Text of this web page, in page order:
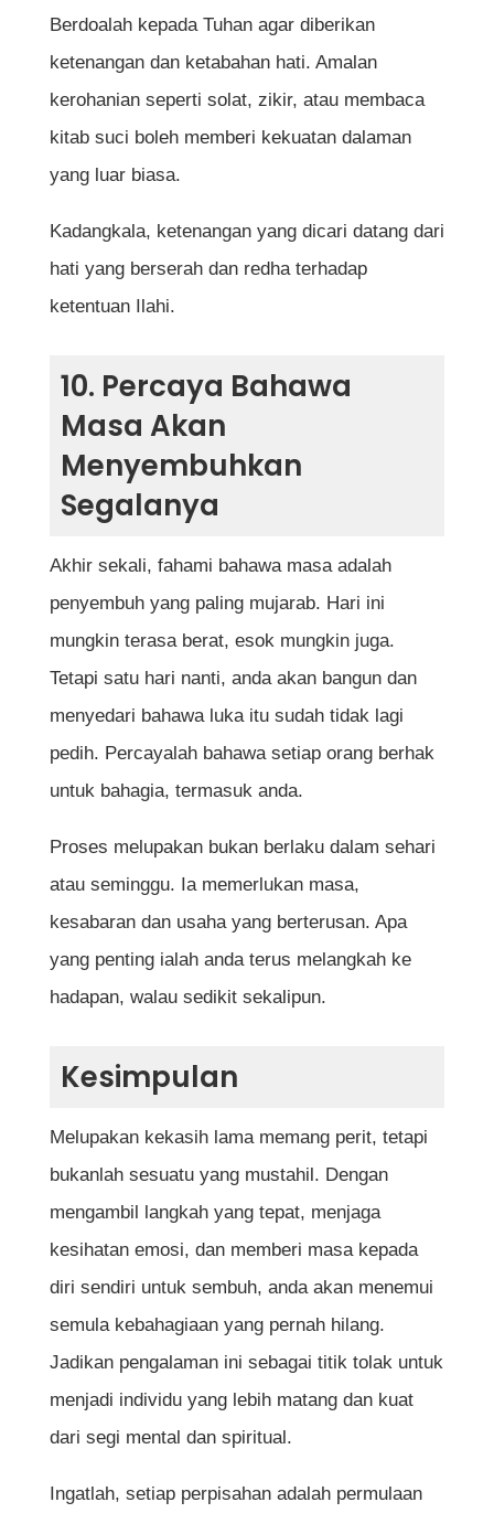
Berdoalah kepada Tuhan agar diberikan
ketenangan dan ketabahan hati. Amalan
kerohanian seperti solat, zikir, atau membaca
kitab suci boleh memberi kekuatan dalaman
yang luar biasa.
Kadangkala, ketenangan yang dicari datang dari
hati yang berserah dan redha terhadap
ketentuan Ilahi.
10. Percaya Bahawa
Masa Akan
Menyembuhkan
Segalanya
Akhir sekali, fahami bahawa masa adalah
penyembuh yang paling mujarab. Hari ini
mungkin terasa berat, esok mungkin juga.
Tetapi satu hari nanti, anda akan bangun dan
menyedari bahawa luka itu sudah tidak lagi
pedih. Percayalah bahawa setiap orang berhak
untuk bahagia, termasuk anda.
Proses melupakan bukan berlaku dalam sehari
atau seminggu. Ia memerlukan masa,
kesabaran dan usaha yang berterusan. Apa
yang penting ialah anda terus melangkah ke
hadapan, walau sedikit sekalipun.
Kesimpulan
Melupakan kekasih lama memang perit, tetapi
bukanlah sesuatu yang mustahil. Dengan
mengambil langkah yang tepat, menjaga
kesihatan emosi, dan memberi masa kepada
diri sendiri untuk sembuh, anda akan menemui
semula kebahagiaan yang pernah hilang.
Jadikan pengalaman ini sebagai titik tolak untuk
menjadi individu yang lebih matang dan kuat
dari segi mental dan spiritual.
Ingatlah, setiap perpisahan adalah permulaan